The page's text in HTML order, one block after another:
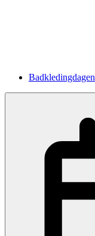
Badkledingdagen